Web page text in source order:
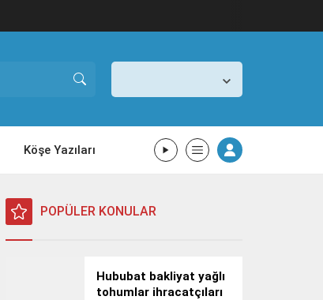
Köşe Yazıları
POPÜLER KONULAR
Hububat bakliyat yağlı
tohumlar ihracatçıları